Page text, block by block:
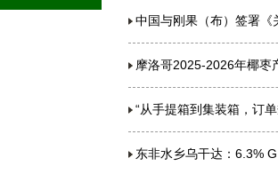
中国与刚果（布）签署
摩洛哥2025-2026年椰枣
“从手提箱到集装箱，订
东非水乡乌干达：6.3%